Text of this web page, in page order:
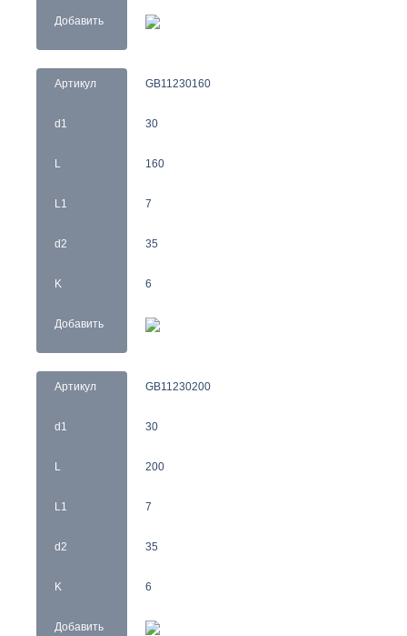
Добавить
Артикул
d1
L
L1
d2
K
Добавить
GB11230160
30
160
7
35
6
Артикул
d1
L
L1
d2
K
Добавить
GB11230200
30
200
7
35
6